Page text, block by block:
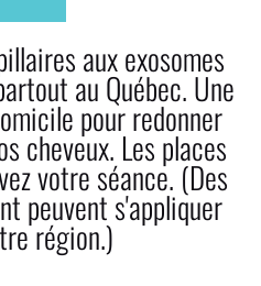
Twitter
Correo electrónico
lectura
minutos
aux exosomes
au Québec. Une
pour redonner
cheveux. Les places
votre séance. (Des
peuvent s'appliquer
région.)